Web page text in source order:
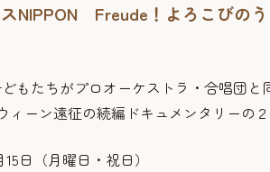
NIPPON Freude！よろこびの
どもたちがプロオーケストラ・合唱団
ィーン遠征の続編ドキュメンタリーの２
日（月曜日・祝日）